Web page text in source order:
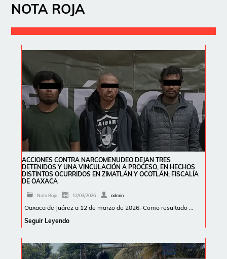
NOTA ROJA
ACCIONES CONTRA NARCOMENUDEO DEJAN TRES
DETENIDOS Y UNA VINCULACIÓN A PROCESO, EN HECHOS
DISTINTOS OCURRIDOS EN ZIMATLÁN Y OCOTLÁN; FISCALÍA
DE OAXACA
Nota Roja 12/03/2026 admin
Oaxaca de Juárez a 12 de marzo de 2026.-Como resultado …
Seguir Leyendo